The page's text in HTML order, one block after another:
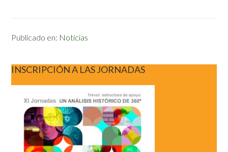
Publicado en: Notícias
INSCRIPCIÓN A LAS JORNADAS